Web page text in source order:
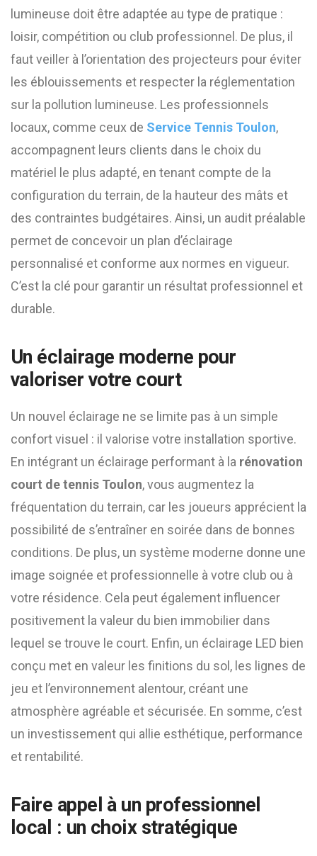
lumineuse doit être adaptée au type de pratique :
loisir, compétition ou club professionnel. De plus, il
faut veiller à l’orientation des projecteurs pour éviter
les éblouissements et respecter la réglementation
sur la pollution lumineuse. Les professionnels
locaux, comme ceux de Service Tennis Toulon,
accompagnent leurs clients dans le choix du
matériel le plus adapté, en tenant compte de la
configuration du terrain, de la hauteur des mâts et
des contraintes budgétaires. Ainsi, un audit préalable
permet de concevoir un plan d’éclairage
personnalisé et conforme aux normes en vigueur.
C’est la clé pour garantir un résultat professionnel et
durable.
Un éclairage moderne pour
valoriser votre court
Un nouvel éclairage ne se limite pas à un simple
confort visuel : il valorise votre installation sportive.
En intégrant un éclairage performant à la rénovation
court de tennis Toulon, vous augmentez la
fréquentation du terrain, car les joueurs apprécient la
possibilité de s’entraîner en soirée dans de bonnes
conditions. De plus, un système moderne donne une
image soignée et professionnelle à votre club ou à
votre résidence. Cela peut également influencer
positivement la valeur du bien immobilier dans
lequel se trouve le court. Enfin, un éclairage LED bien
conçu met en valeur les finitions du sol, les lignes de
jeu et l’environnement alentour, créant une
atmosphère agréable et sécurisée. En somme, c’est
un investissement qui allie esthétique, performance
et rentabilité.
Faire appel à un professionnel
local : un choix stratégique